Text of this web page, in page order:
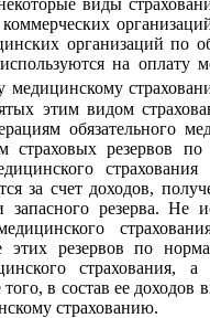
виды
организаций по
на оплату
медицинскому
этим видом
обязательного
страховых резервов
за счет доходов,
резерва. Не
этих резервов по
страхования,
в состав ее доходов
страхованию.